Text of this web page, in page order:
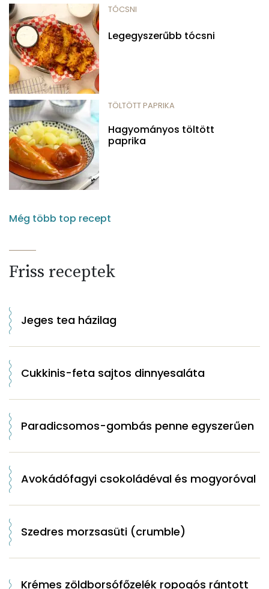
TÓCSNI
Legegyszerűbb tócsni
TÖLTÖTT PAPRIKA
Hagyományos töltött
paprika
Még több top recept
Friss receptek
Jeges tea házilag
Cukkinis-feta sajtos dinnyesaláta
Paradicsomos-gombás penne egyszerűen
Avokádófagyi csokoládéval és mogyoróval
Szedres morzsasüti (crumble)
Krémes zöldborsófőzelék ropogós rántott